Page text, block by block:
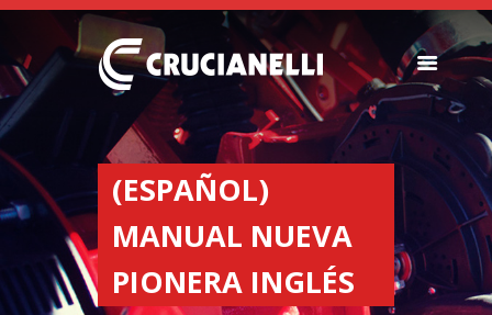
(ESPAÑOL)
MANUAL NUEVA
PIONERA INGLÉS
SEEDERS
FERTILIZER
SPREADERS
ABOUT US
DEALERSHIPS
NEWS